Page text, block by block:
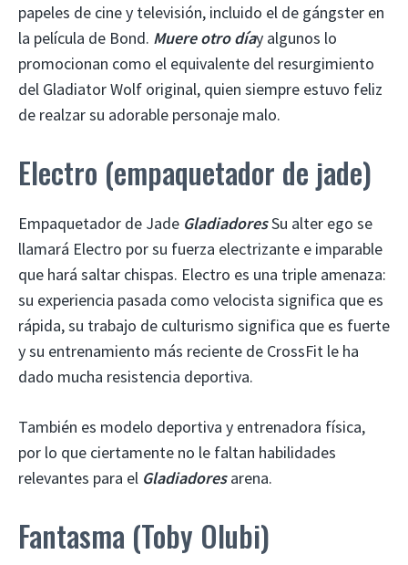
papeles de cine y televisión, incluido el de gángster en
la película de Bond. Muere otro díay algunos lo
promocionan como el equivalente del resurgimiento
del Gladiator Wolf original, quien siempre estuvo feliz
de realzar su adorable personaje malo.
Electro (empaquetador de jade)
Empaquetador de Jade GladiadoresSu alter ego se
llamará Electro por su fuerza electrizante e imparable
que hará saltar chispas. Electro es una triple amenaza:
su experiencia pasada como velocista significa que es
rápida, su trabajo de culturismo significa que es fuerte
y su entrenamiento más reciente de CrossFit le ha
dado mucha resistencia deportiva.
También es modelo deportiva y entrenadora física,
por lo que ciertamente no le faltan habilidades
relevantes para el Gladiadoresarena.
Fantasma (Toby Olubi)